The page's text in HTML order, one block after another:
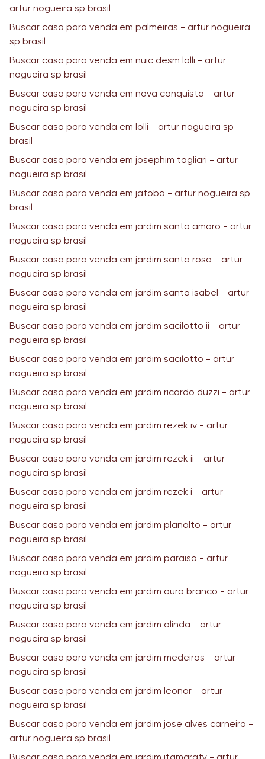
artur nogueira sp brasil
Buscar casa para venda em palmeiras - artur nogueira
sp brasil
Buscar casa para venda em nuic desm lolli - artur
nogueira sp brasil
Buscar casa para venda em nova conquista - artur
nogueira sp brasil
Buscar casa para venda em lolli - artur nogueira sp
brasil
Buscar casa para venda em josephim tagliari - artur
nogueira sp brasil
Buscar casa para venda em jatoba - artur nogueira sp
brasil
Buscar casa para venda em jardim santo amaro - artur
nogueira sp brasil
Buscar casa para venda em jardim santa rosa - artur
nogueira sp brasil
Buscar casa para venda em jardim santa isabel - artur
nogueira sp brasil
Buscar casa para venda em jardim sacilotto ii - artur
nogueira sp brasil
Buscar casa para venda em jardim sacilotto - artur
nogueira sp brasil
Buscar casa para venda em jardim ricardo duzzi - artur
nogueira sp brasil
Buscar casa para venda em jardim rezek iv - artur
nogueira sp brasil
Buscar casa para venda em jardim rezek ii - artur
nogueira sp brasil
Buscar casa para venda em jardim rezek i - artur
nogueira sp brasil
Buscar casa para venda em jardim planalto - artur
nogueira sp brasil
Buscar casa para venda em jardim paraiso - artur
nogueira sp brasil
Buscar casa para venda em jardim ouro branco - artur
nogueira sp brasil
Buscar casa para venda em jardim olinda - artur
nogueira sp brasil
Buscar casa para venda em jardim medeiros - artur
nogueira sp brasil
Buscar casa para venda em jardim leonor - artur
nogueira sp brasil
Buscar casa para venda em jardim jose alves carneiro -
artur nogueira sp brasil